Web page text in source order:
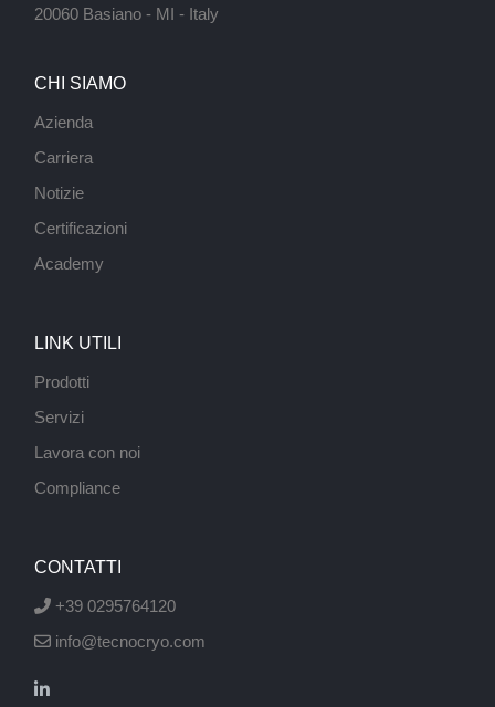
20060 Basiano - MI - Italy
CHI SIAMO
Azienda
Carriera
Notizie
Certificazioni
Academy
LINK UTILI
Prodotti
Servizi
Lavora con noi
Compliance
CONTATTI
+39 0295764120
info@tecnocryo.com